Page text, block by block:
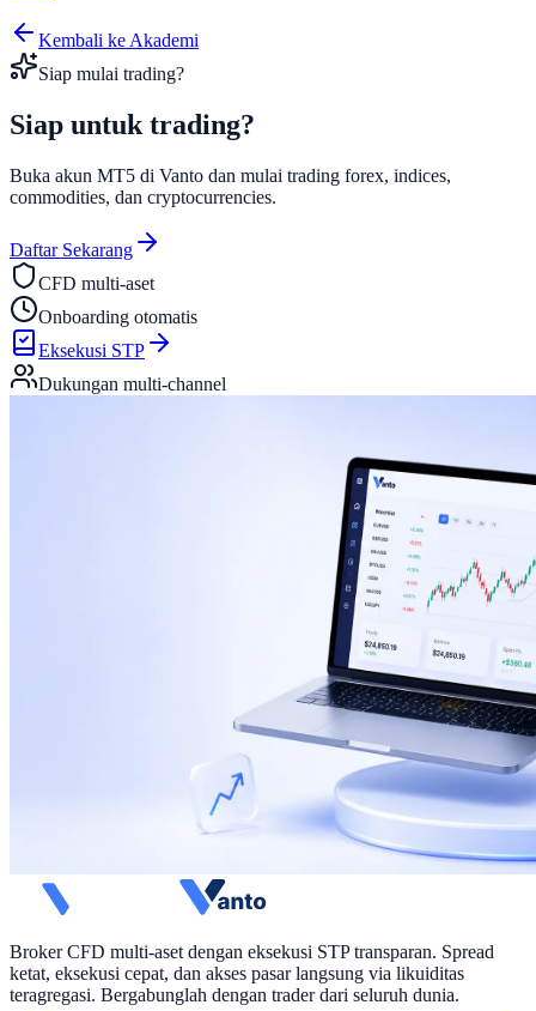
Kembali ke Akademi
Siap mulai trading?
Siap untuk trading?
Buka akun MT5 di Vanto dan mulai trading forex, indices,
commodities, dan cryptocurrencies.
Daftar Sekarang
CFD multi-aset
Onboarding otomatis
Eksekusi STP
Dukungan multi-channel
Broker CFD multi-aset dengan eksekusi STP transparan. Spread
ketat, eksekusi cepat, dan akses pasar langsung via likuiditas
teragregasi. Bergabunglah dengan trader dari seluruh dunia.